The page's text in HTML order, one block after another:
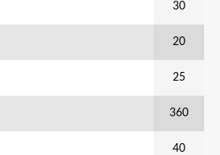
30
20
25
360
40